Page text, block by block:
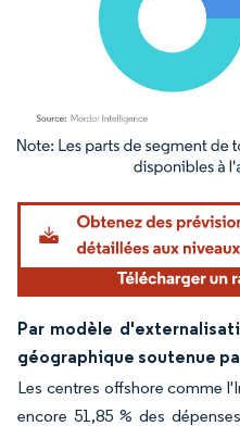
Image © Mordor Intelligence. La
Par modèle
géographique soutenue
Les centres offshore comme
encore 51,85 % des